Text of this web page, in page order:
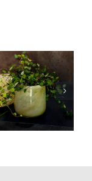
kontakt6